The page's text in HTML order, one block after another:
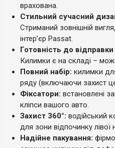
врахована.
Стильний сучасний
Стриманий зовнішній
інтер’єр Passat.
Готовність до відправки
Килимки є на складі –
Повний набір: килимки
ряду (включаючи захист
Фіксатори: встановлені
кліпси вашого авто.
Захист 360°: водійський
для зони відпочинку лівої
Надійне пакування: